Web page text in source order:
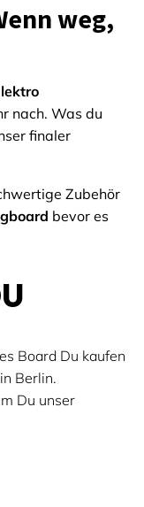
weg,
nach. Was du
finaler
Zubehör
bevor es
Board Du kaufen
Berlin.
Du unser